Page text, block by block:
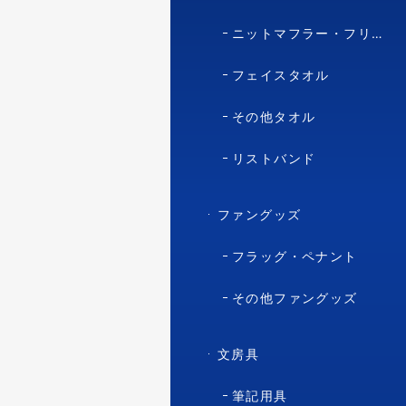
ニットマフラー・フリースマフラー
フェイスタオル
その他タオル
リストバンド
ファングッズ
フラッグ・ペナント
その他ファングッズ
文房具
筆記用具